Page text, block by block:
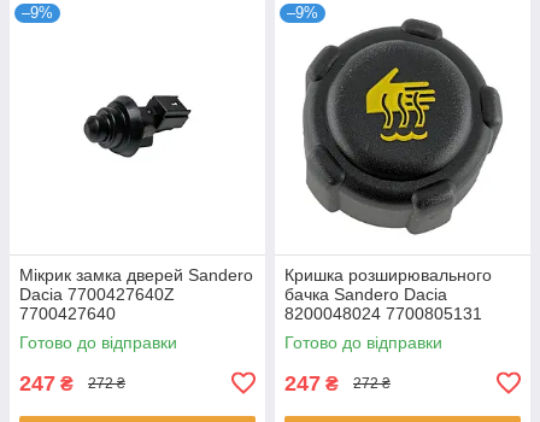
–9%
Мікрик замка дверей Sandero
Dacia 7700427640Z
7700427640
Готово до відправки
247 ₴ 272 ₴
–9%
Кришка розширювального
бачка Sandero Dacia
8200048024 7700805131
7700805031 91166192 21430-
AX300 21430-AX30A
Готово до відправки
247 ₴ 272 ₴